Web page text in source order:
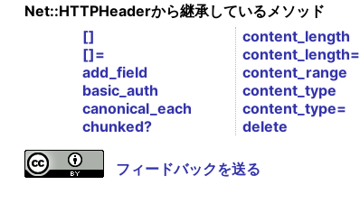
Net::HTTPHeaderから継承しているメソッド
[]
[]=
add_field
basic_auth
canonical_each
chunked?
content_length
content_length=
content_range
content_type
content_type=
delete
フィードバックを送る